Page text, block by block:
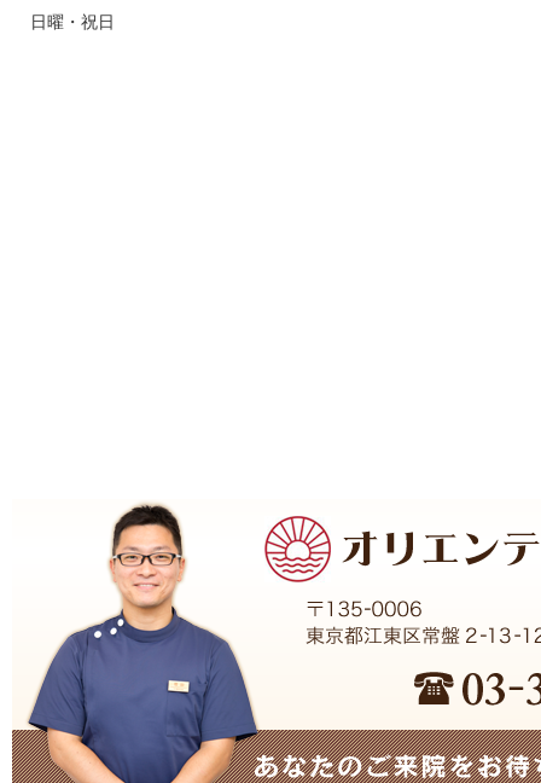
日曜・祝日